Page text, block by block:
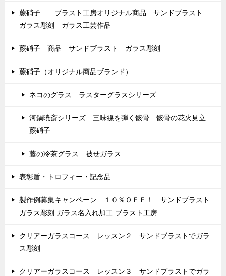
蕨硝子 ブラスト工房オリジナル商品 サンドブラスト
ガラス彫刻 ガラス工芸作品
蕨硝子 商品 サンドブラスト ガラス彫刻
蕨硝子（オリジナル商品ブランド）
ネコのグラス ラスターグラスシリーズ
河鍋暁斎シリーズ 三味線を弾く骸骨 骸骨の花火見立
蕨硝子
藤の冷茶グラス 被せガラス
表彰盾・トロフィー・記念品
製作例募集キャンペーン １０％ＯＦＦ！ サンドブラスト
ガラス彫刻 ガラス名入れ加工 ブラスト工房
クリアーガラスコース レッスン２ サンドブラストでガラ
ス彫刻
クリアーガラスコース レッスン３ サンドブラストでガラ